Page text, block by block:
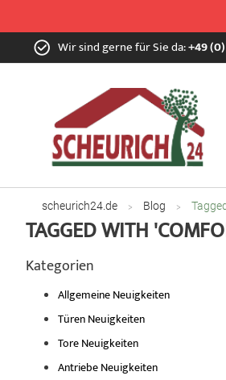
Zum
Inhalt Wir sind gerne für Sie da:+49
scheurich24.de Blog
TAGGED WITH
Kategorien
Allgemeine Neuigkeiten
Türen Neuigkeiten
Tore Neuigkeiten
Antriebe Neuigkeiten